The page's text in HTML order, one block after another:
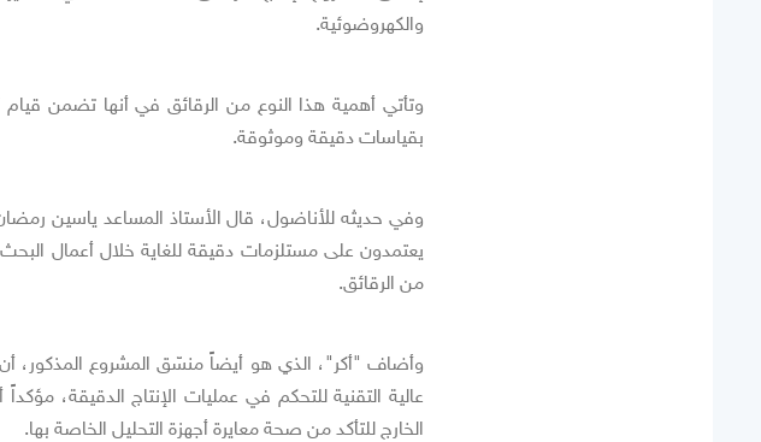
والكهروضوئية.
وتأتي أهمية هذا النوع من الرقائق في أنها تضمن
بقياسات دقيقة وموثوقة.
وفي حديثه للأناضول، قال الأستاذ المساعد ياسين
يعتمدون على مستلزمات دقيقة للغاية خلال أعمال البحث
من الرقائق.
وأضاف "أكر"، الذي هو أيضاً منسّق المشروع المذكور،
عالية التقنية للتحكم في عمليات الإنتاج الدقيقة،
الخارج للتأكد من صحة معايرة أجهزة التحليل الخاصة بها.